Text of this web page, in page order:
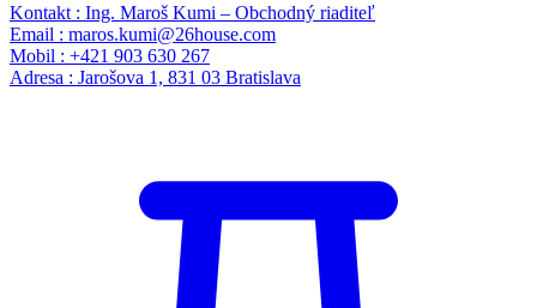
Kontakt : Ing. Maroš Kumi – Obchodný riaditeľ
Email : maros.kumi@26house.com
Mobil : +421 903 630 267
Adresa : Jarošova 1, 831 03 Bratislava